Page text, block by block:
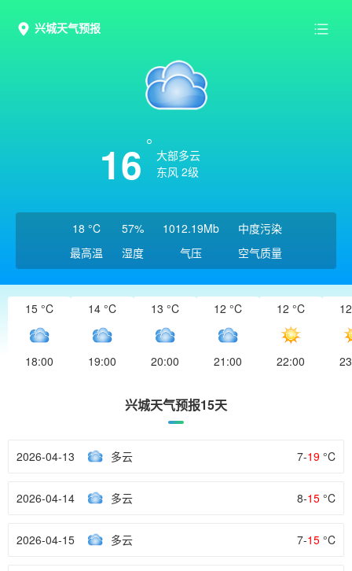
兴城天气预报
16
大部多云
东风 2级
18 °C
最高温
57%
湿度
1012.19Mb
气压
中度污染
空气质量
15 °C
18:00
14 °C
19:00
13 °C
20:00
12 °C
21:00
12 °C
22:00
兴城天气预报15天
2026-04-13 多云 7-19 °C
2026-04-14 多云 8-15 °C
2026-04-15 多云 7-15 °C